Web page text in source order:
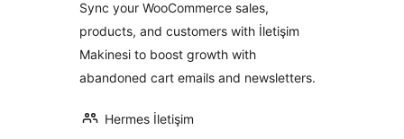
Sync your WooCommerce sales,
products, and customers with İletişim
Makinesi to boost growth with
abandoned cart emails and newsletters.
Hermes İletişim